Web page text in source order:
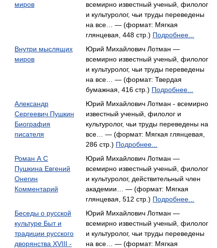
миров
всемирно известный ученый, филолог
и культуролог, чьи труды переведены
на все… — (формат: Мягкая
глянцевая, 448 стр.) Подробнее...
Внутри мыслящих
миров
Юрий Михайлович Лотман —
всемирно известный ученый, филолог
и культуролог, чьи труды переведены
на все… — (формат: Твердая
бумажная, 416 стр.) Подробнее...
Александр
Сергеевич Пушкин
Биография
писателя
Юрий Михайлович Лотман - всемирно
известный ученый, филолог и
культуролог, чьи труды переведены на
все… — (формат: Мягкая глянцевая,
286 стр.) Подробнее...
Роман А С
Пушкина Евгений
Онегин
Комментарий
Юрий Михайлович Лотман —
всемирно известный ученый, филолог
и культуролог, действительный член
академии… — (формат: Мягкая
глянцевая, 512 стр.) Подробнее...
Беседы о русской
культуре Быт и
традиции русского
дворянства XVIII -
Юрий Михайлович Лотман —
всемирно известный ученый, филолог
и культуролог, чьи труды переведены
на все… — (формат: Мягкая